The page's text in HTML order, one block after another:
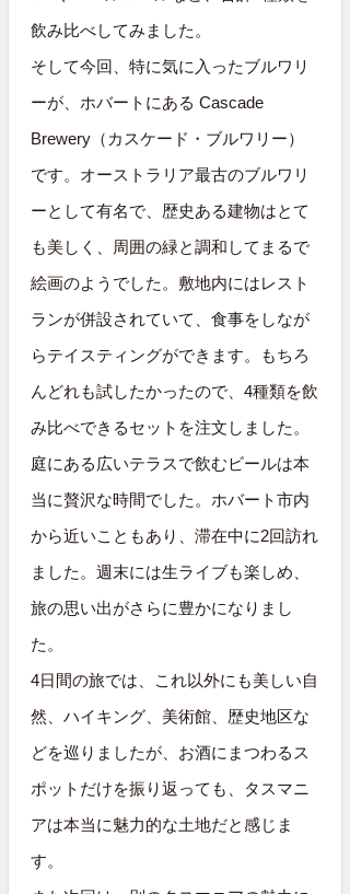
飲み比べしてみました。
そして今回、特に気に入ったブルワリ
ーが、ホバートにある Cascade
Brewery（カスケード・ブルワリー）
です。オーストラリア最古のブルワリ
ーとして有名で、歴史ある建物はとて
も美しく、周囲の緑と調和してまるで
絵画のようでした。敷地内にはレスト
ランが併設されていて、食事をしなが
らテイスティングができます。もちろ
んどれも試したかったので、4種類を飲
み比べできるセットを注文しました。
庭にある広いテラスで飲むビールは本
当に贅沢な時間でした。ホバート市内
から近いこともあり、滞在中に2回訪れ
ました。週末には生ライブも楽しめ、
旅の思い出がさらに豊かになりまし
た。
4日間の旅では、これ以外にも美しい自
然、ハイキング、美術館、歴史地区な
どを巡りましたが、お酒にまつわるス
ポットだけを振り返っても、タスマニ
アは本当に魅力的な土地だと感じま
す。